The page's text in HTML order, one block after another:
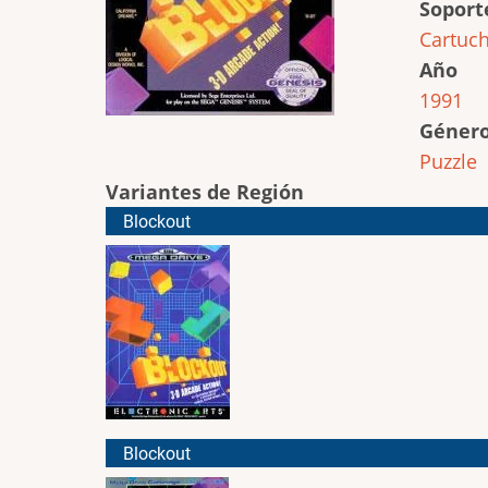
Año
1991
Puzzle
Variantes de Región
Blockout
Blockout